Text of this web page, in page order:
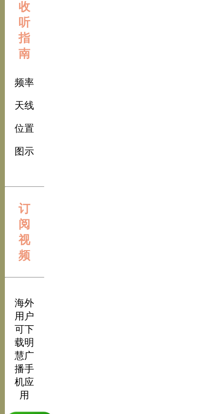
收
听
指
南
频率
天线
位置
图示
订
阅
视
频
海外
用户
可下
载明
慧广
播手
机应
用